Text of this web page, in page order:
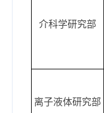
介科学研究部
离子液体研究部